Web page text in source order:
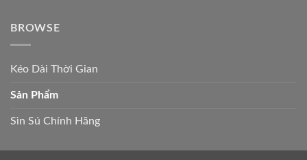
BROWSE
Kéo Dài Thời Gian
Sản Phẩm
Sìn Sú Chính Hãng